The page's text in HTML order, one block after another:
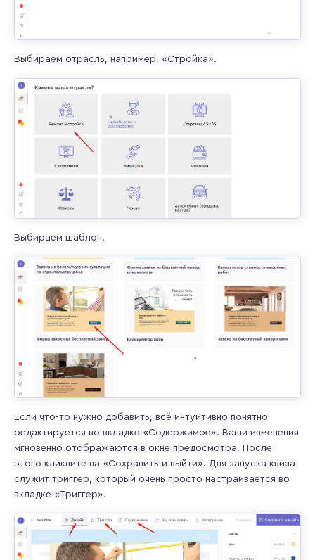
Выбираем отрасль, например, «Стройка».
Выбираем шаблон.
Если что-то нужно добавить, всё интуитивно понятно
редактируется во вкладке «Содержимое». Ваши изменения
мгновенно отображаются в окне предосмотра. После
этого кликните на «Сохранить и выйти». Для запуска квиза
служит триггер, который очень просто настраивается во
вкладке «Триггер».